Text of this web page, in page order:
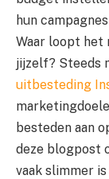
hun
Waar loopt het
jijzelf? Steeds
uitbesteding
besteden aan
deze blogpost
vaak slimmer